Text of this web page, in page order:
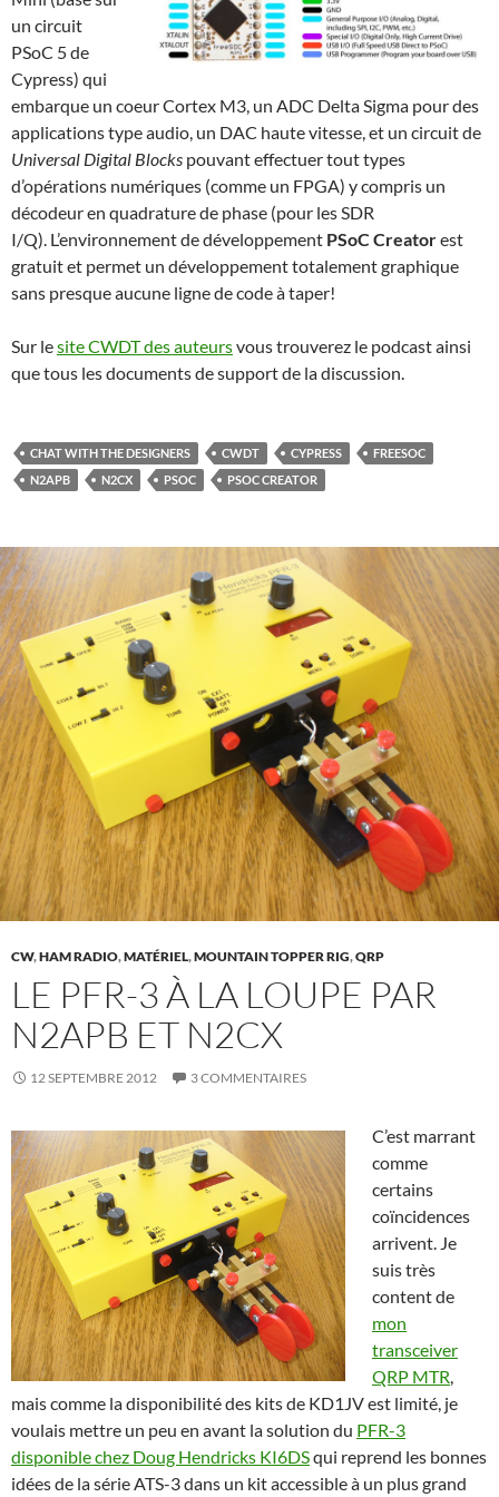
un circuit
PSoC 5 de
Cypress) qui
embarque un coeur Cortex M3, un ADC Delta Sigma pour des
applications type audio, un DAC haute vitesse, et un circuit de
Universal Digital Blocks pouvant effectuer tout types
d’opérations numériques (comme un FPGA) y compris un
décodeur en quadrature de phase (pour les SDR
I/Q). L’environnement de développement PSoC Creatorest
gratuit et permet un développement totalement graphique
sans presque aucune ligne de code à taper!
Sur lesite CWDT des auteursvous trouverez le podcast ainsi
que tous les documents de support de la discussion.
CHAT WITH THE DESIGNERS CWDT CYPRESS
FREESOC
N2APB
N2CX PSOC PSOC CREATOR
CW,HAM RADIO,MATÉRIEL,MOUNTAIN TOPPER RIG,QRP
LE PFR-3 À LA LOUPE PAR
N2APB ET N2CX
12 SEPTEMBRE 2012 3 COMMENTAIRES
C’est marrant
comme
certains
coïncidences
arrivent. Je
suis très
content de
mon
transceiver
QRP MTR
mais comme la disponibilité des kits de KD1JV est limité, je
voulais mettre un peu en avant la solution du PFR-3
disponible chez Doug Hendricks KI6DSqui reprend les bonnes
idées de la série ATS-3 dans un kit accessible à un plus grand